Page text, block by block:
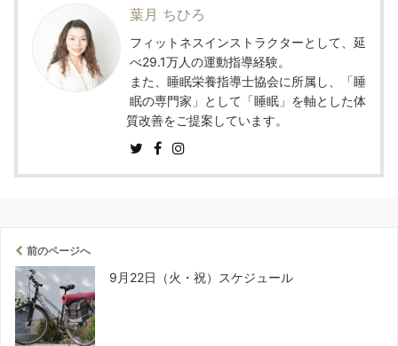
葉月 ちひろ
フィットネスインストラクターとして、延
べ29.1万人の運動指導経験。
また、睡眠栄養指導士協会に所属し、「睡
眠の専門家」として「睡眠」を軸とした体
質改善をご提案しています。
前のページへ
9月22日（火・祝）スケジュール